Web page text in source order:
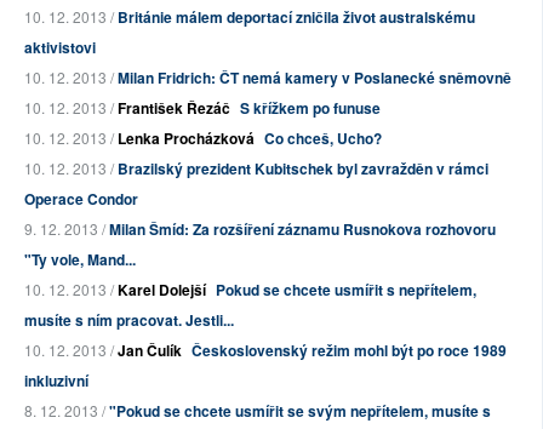
10. 12. 2013 /Británie málem deportací zničila život australskému
aktivistovi
10. 12. 2013 /Milan Fridrich: ČT nemá kamery v Poslanecké sněmovně
10. 12. 2013 /František Řezáč S křížkem po funuse
10. 12. 2013 /Lenka Procházková Co chceš, Ucho?
10. 12. 2013 /Brazilský prezident Kubitschek byl zavražděn v rámci
Operace Condor
9. 12. 2013 /Milan Šmíd: Za rozšíření záznamu Rusnokova rozhovoru
"Ty vole, Mand...
10. 12. 2013 /Karel Dolejší Pokud se chcete usmířit s nepřítelem,
musíte s ním pracovat. Jestli...
10. 12. 2013 /Jan Čulík Československý režim mohl být po roce 1989
inkluzivní
8. 12. 2013 /"Pokud se chcete usmířit se svým nepřítelem, musíte s